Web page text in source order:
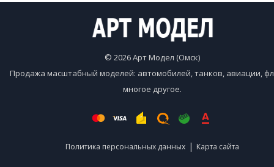
© 2026 Арт Модел (Омск)
Продажа масштабный моделей: автомобилей, танков, авиации,
многое другое.
Политика персональных данных | Карта сайта